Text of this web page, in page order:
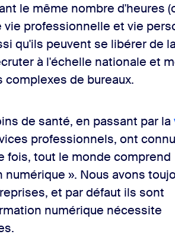
le même nombre d'heures
professionnelle et vie
qu'ils peuvent se libérer de la
à l'échelle nationale et
de bureaux.
de santé, en passant par la
professionnels, ont
fois, tout le monde comprend
». Nous avons
et par défaut ils sont
numérique nécessite